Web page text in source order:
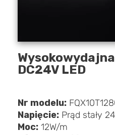
DC24V LED
Nr modelu:
Napięcie: Prąd stały
Moc: 12W/m